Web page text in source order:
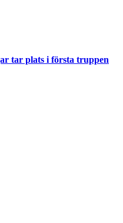
tar plats i första truppen